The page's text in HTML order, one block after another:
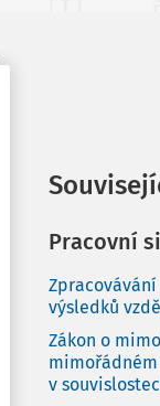
Pracovní
výsledků
Zákon o
v